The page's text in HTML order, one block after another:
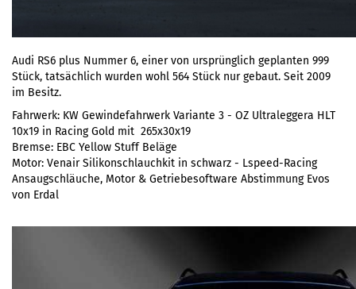
Audi RS6 plus Nummer 6, einer von ursprünglich geplanten 999
Stück, tatsächlich wurden wohl 564 Stück nur gebaut. Seit 2009
im Besitz.
Fahrwerk: KW Gewindefahrwerk Variante 3 - OZ Ultraleggera HLT
10x19 in Racing Gold mit 265x30x19
Bremse: EBC Yellow Stuff Beläge
Motor: Venair Silikonschlauchkit in schwarz - Lspeed-Racing
Ansaugschläuche, Motor & Getriebesoftware Abstimmung Evos
von Erdal